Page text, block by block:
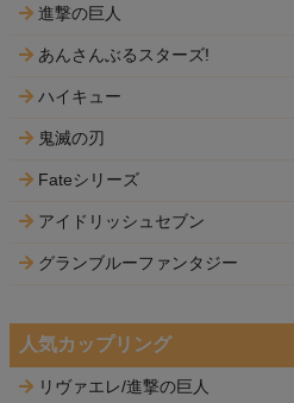
進撃の巨人
あんさんぶるスターズ!
ハイキュー
鬼滅の刃
Fateシリーズ
アイドリッシュセブン
グランブルーファンタジー
人気カップリング
リヴァエレ/進撃の巨人